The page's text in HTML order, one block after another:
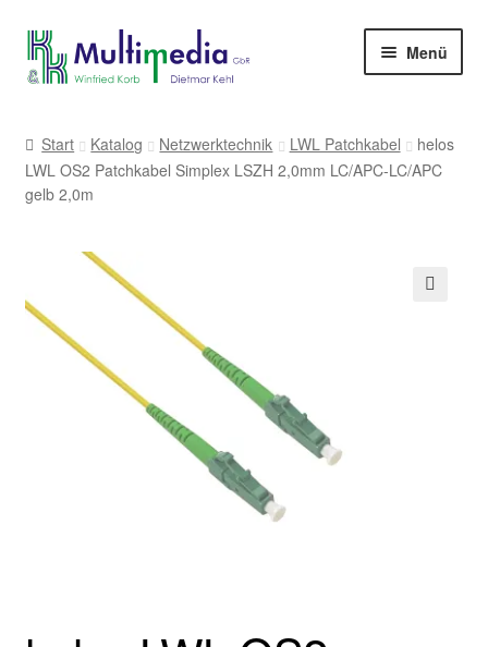
Zur
Navigation
Zum
Inhalt
Menü
Start Katalog Netzwerktechnik LWL Patchkabel
helos
LWL OS2 Patchkabel Simplex LSZH 2,0mm LC/APC-LC/APC
gelb 2,0m